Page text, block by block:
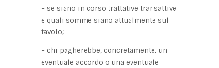
– se siano in corso trattative transattive
e quali somme siano attualmente sul
tavolo;
– chi pagherebbe, concretamente, un
eventuale accordo o una eventuale